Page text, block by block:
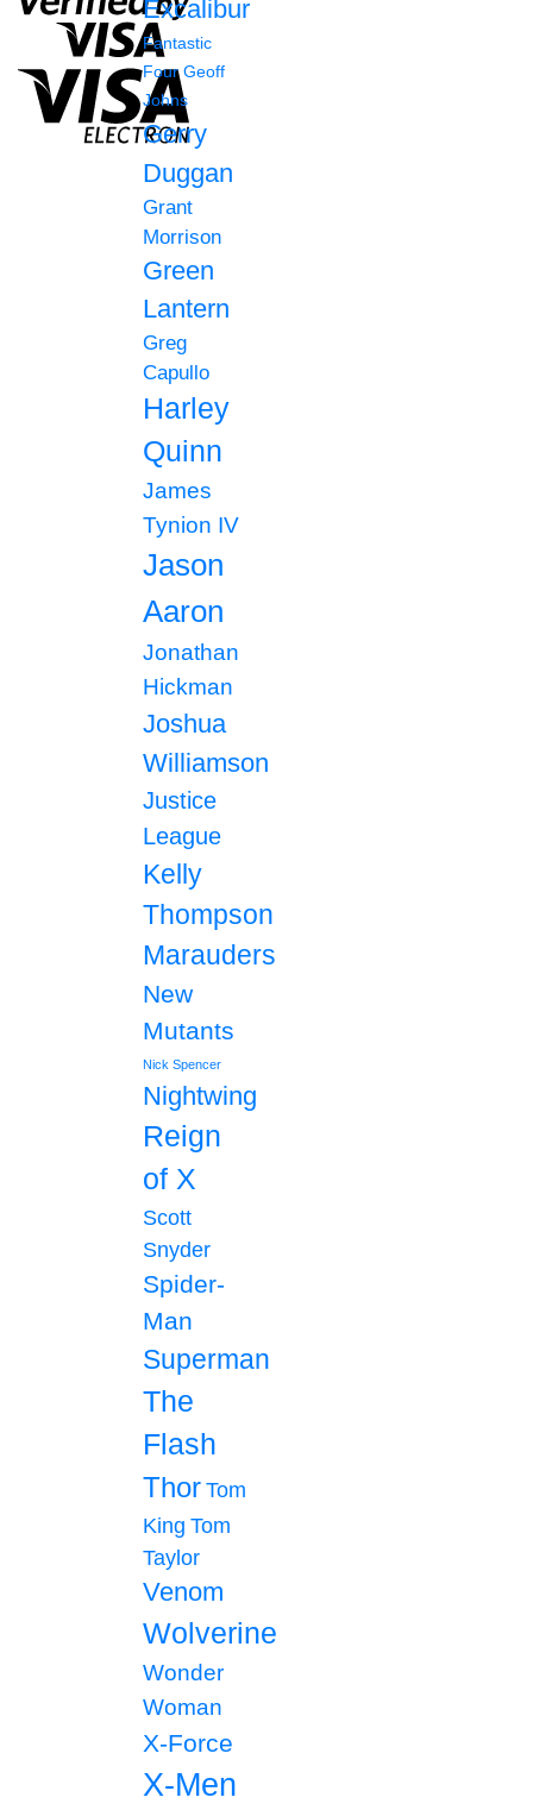
Excalibur
Fantastic
Four Geoff
Johns
Gerry
Duggan
Grant
Morrison
Green
Lantern
Greg
Capullo
Harley
Quinn
James
Tynion IV
Jason
Aaron
Jonathan
Hickman
Joshua
Williamson
Justice
League
Kelly
Thompson
Marauders
New
Mutants
Nick Spencer
Nightwing
Reign
of X
Scott
Snyder
Spider-
Man
Superman
The
Flash
Thor Tom
King Tom
Taylor
Venom
Wolverine
Wonder
Woman
X-Force
X-Men